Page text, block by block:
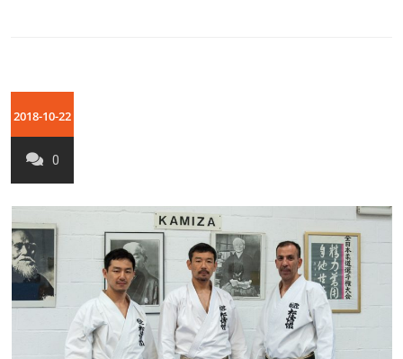
2018-10-22
0